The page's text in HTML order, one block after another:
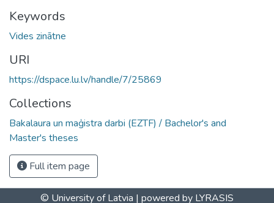
Keywords
Vides zinātne
URI
https://dspace.lu.lv/handle/7/25869
Collections
Bakalaura un maģistra darbi (EZTF) / Bachelor's and
Master's theses
Full item page
© University of Latvia | powered by LYRASIS